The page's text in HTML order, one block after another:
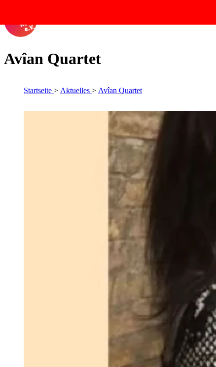
Avîan Quartet
Startseite Aktuelles Avîan Quartet